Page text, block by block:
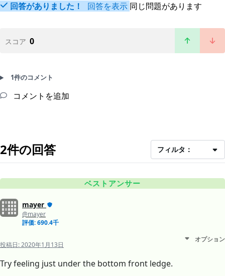
回答がありました！ 回答を表示 同じ問題があります
スコア 0
1件のコメント
コメントを追加
2件の回答 フィルタ：
ベストアンサー
mayer
@mayer
評価: 690.4千
投稿日:2020年1月13日
オプション
Try feeling just under the bottom front ledge.